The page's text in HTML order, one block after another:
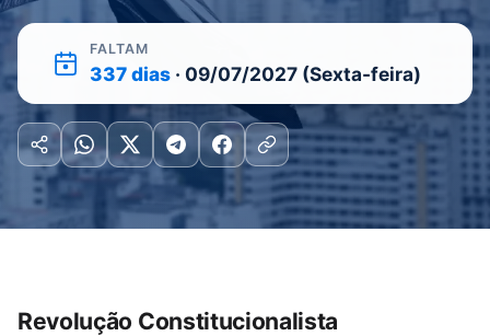
FALTAM
337 dias · 09/07/2027 (Sexta-feira)
Revolução Constitucionalista